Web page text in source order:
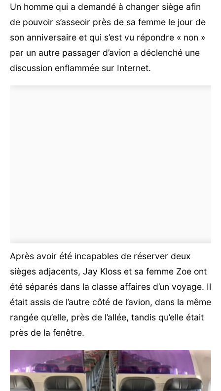
Un homme qui a demandé à changer siège afin
de pouvoir s’asseoir près de sa femme le jour de
son anniversaire et qui s’est vu répondre « non »
par un autre passager d’avion a déclenché une
discussion enflammée sur Internet.
Après avoir été incapables de réserver deux
sièges adjacents, Jay Kloss et sa femme Zoe ont
été séparés dans la classe affaires d’un voyage. Il
était assis de l’autre côté de l’avion, dans la même
rangée qu’elle, près de l’allée, tandis qu’elle était
près de la fenêtre.